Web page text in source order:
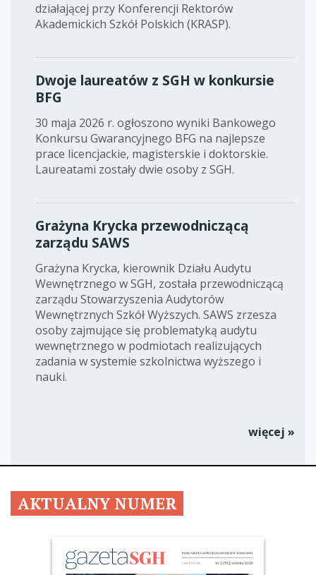
działającej przy Konferencji Rektorów
Akademickich Szkół Polskich (KRASP).
Dwoje laureatów z SGH w konkursie
BFG
30 maja 2026 r. ogłoszono wyniki Bankowego
Konkursu Gwarancyjnego BFG na najlepsze
prace licencjackie, magisterskie i doktorskie.
Laureatami zostały dwie osoby z SGH.
Grażyna Krycka przewodniczącą
zarządu SAWS
Grażyna Krycka, kierownik Działu Audytu
Wewnętrznego w SGH, została przewodniczącą
zarządu Stowarzyszenia Audytorów
Wewnętrznych Szkół Wyższych. SAWS zrzesza
osoby zajmujące się problematyką audytu
wewnętrznego w podmiotach realizujących
zadania w systemie szkolnictwa wyższego i
nauki.
więcej »
AKTUALNY NUMER